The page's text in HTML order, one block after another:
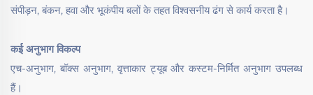
संपीड़न, बंकन, हवा और भूकंपीय बलों के तहत विश्वसनीय ढंग से कार्य करता है।
कई अनुभाग विकल्प
एच-अनुभाग, बॉक्स अनुभाग, वृत्ताकार ट्यूब और कस्टम-निर्मित अनुभाग उपलब्ध
हैं।